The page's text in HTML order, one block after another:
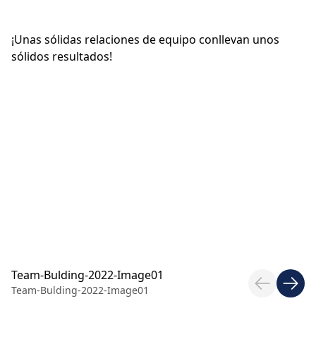
¡Unas sólidas relaciones de equipo conllevan unos
sólidos resultados!
Team-Bulding-2022-Image01
Team-Bulding-2022-Image01